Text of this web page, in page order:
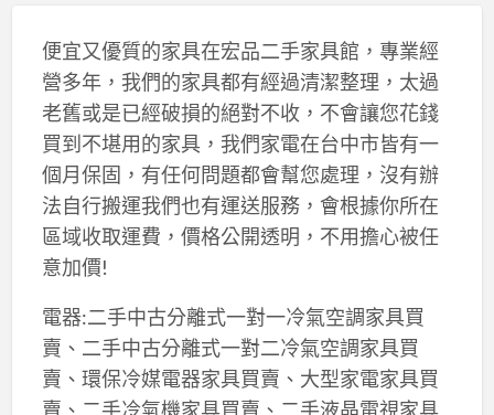
便宜又優質的家具在宏品二手家具館，專業經
營多年，我們的家具都有經過清潔整理，太過
老舊或是已經破損的絕對不收，不會讓您花錢
買到不堪用的家具，我們家電在台中市皆有一
個月保固，有任何問題都會幫您處理，沒有辦
法自行搬運我們也有運送服務，會根據你所在
區域收取運費，價格公開透明，不用擔心被任
意加價!
電器:二手中古分離式一對一冷氣空調家具買
賣、二手中古分離式一對二冷氣空調家具買
賣、環保冷媒電器家具買賣、大型家電家具買
賣、二手冷氣機家具買賣、二手液晶電視家具